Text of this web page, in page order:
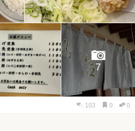
7
103 0 0